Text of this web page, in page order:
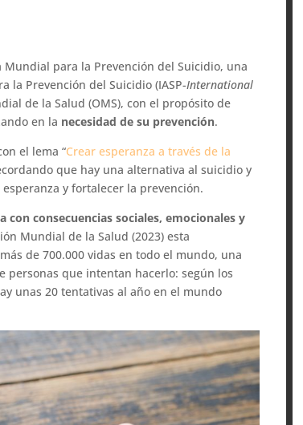
para la Prevención del Suicidio, una
la Prevención del Suicidio (IASP-International
de la Salud (OMS), con el propósito de
en la necesidad de su prevención.
el lema “Crear esperanza a través de la
que hay una alternativa al suicidio y
y fortalecer la prevención.
consecuencias sociales, emocionales y
Mundial de la Salud (2023) esta
de 700.000 vidas en todo el mundo, una
que intentan hacerlo: según los
unas 20 tentativas al año en el mundo